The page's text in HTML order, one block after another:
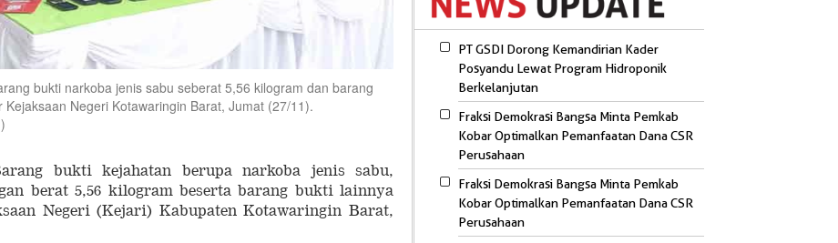
bukti narkoba jenis sabu seberat 5,56 kilogram dan barang
Negeri Kotawaringin Barat, Jumat (27/11).
bukti kejahatan berupa narkoba jenis sabu,
berat 5,56 kilogram beserta barang bukti lainnya
Negeri (Kejari) Kabupaten Kotawaringin Barat,
PT GSDI Dorong Kemandirian Kader
Posyandu Lewat Program Hidroponik
Berkelanjutan
Fraksi Demokrasi Bangsa Minta Pemkab
Kobar Optimalkan Pemanfaatan Dana CSR
Perusahaan
Fraksi Demokrasi Bangsa Minta Pemkab
Kobar Optimalkan Pemanfaatan Dana CSR
Perusahaan